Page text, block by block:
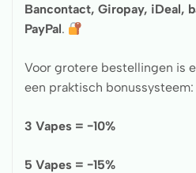
Bancontact, Giropay, iDeal,
PayPal.
Voor grotere bestellingen is
een praktisch bonussysteem:
3 Vapes = −10%
5 Vapes = −15%